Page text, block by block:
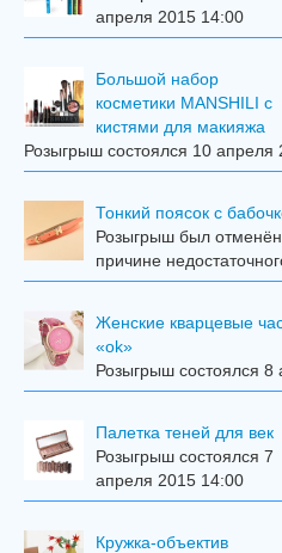
апреля 2015 14:00
Большой набор
косметики MANSHILI с
кистями для макияжа
Розыгрыш состоялся 10 апреля
Тонкий поясок с
Розыгрыш был
причине
Женские кварцевые
«ok»
Розыгрыш состоялся
Палетка теней для век
Розыгрыш состоялся 7
апреля 2015 14:00
Кружка-объектив